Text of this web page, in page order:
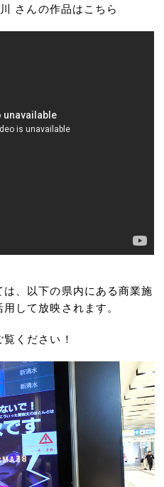
さんの作品はこちら
、以下の県内にある商業施
して放映されます。
ください！